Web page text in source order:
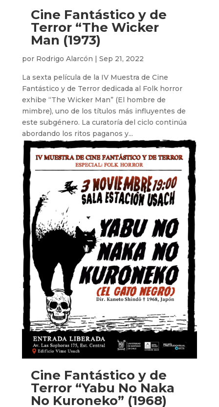
Cine Fantástico y de
Terror “The Wicker
Man (1973)
por Rodrigo Alarcón Sep 21, 2022
La sexta película de la IV Muestra de Cine
Fantástico y de Terror dedicada al Folk horror
exhibe “The Wicker Man” (El hombre de
mimbre), uno de los títulos más influyentes de
este subgénero. La curatoría del ciclo continúa
abordando los ritos paganos y...
Cine Fantástico y de
Terror “Yabu No Naka
No Kuroneko” (1968)